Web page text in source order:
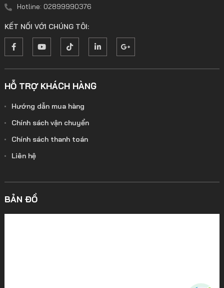
Hotline: 02899990376
KẾT NỐI VỚI CHÚNG TÔI:
HỖ TRỢ KHÁCH HÀNG
Hướng dẫn mua hàng
Chính sách vận chuyển
Chính sách thanh toán
Liên hệ
BẢN ĐỒ